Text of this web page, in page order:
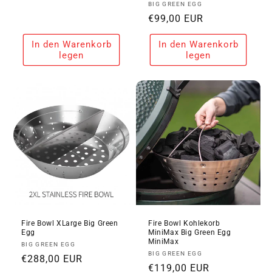
In den Warenkorb
legen
Anbieter:
BIG GREEN EGG
Normaler
Preis
€99,00 EUR
In den Warenkorb
legen
Fire Bowl XLarge Big Green
Egg
Anbieter:
BIG GREEN EGG
Normaler
€288,00 EUR
Fire Bowl Kohlekorb
MiniMax Big Green Egg
MiniMax
Anbieter:
BIG GREEN EGG
Normaler
€119,00 EUR